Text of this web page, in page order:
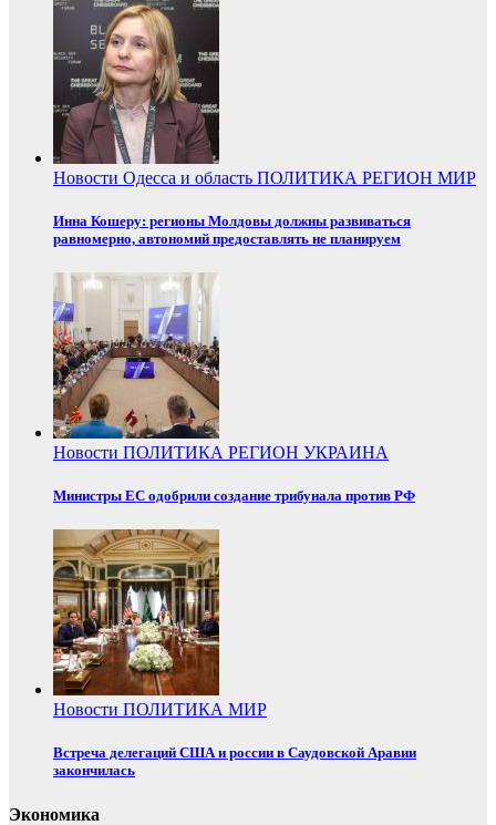
Новости Одесса и область ПОЛИТИКА РЕГИОН МИР
Инна Кошеру: регионы Молдовы должны развиваться
равномерно, автономий предоставлять не планируем
Новости ПОЛИТИКА РЕГИОН УКРАИНА
Министры ЕС одобрили создание трибунала против РФ
Новости ПОЛИТИКА МИР
Встреча делегаций США и россии в Саудовской Аравии
закончилась
Экономика